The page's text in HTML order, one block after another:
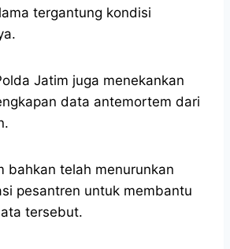
tergantung kondisi
Jatim juga menekankan
data antemortem dari
bahkan telah menurunkan
pesantren untuk membantu
tersebut.